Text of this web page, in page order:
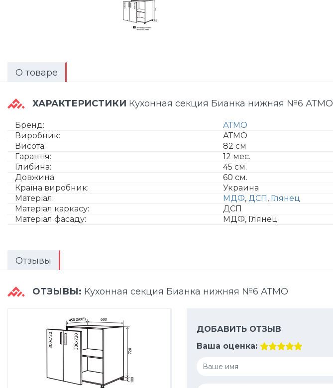
О товаре
ХАРАКТЕРИСТИКИ Кухонная секция Бианка нижняя №6 АТМО
Бренд:
АТМО
Виробник:
АТМО
Висота:
82 см
Гарантія:
12 мес.
Глибина:
45 см.
Довжина:
60 см.
Країна виробник:
Украина
Матеріал:
МДФ, ДСП, Глянец
Матеріал каркасу:
ДСП
Матеріал фасаду:
МДФ, Глянец
Отзывы
ОТЗЫВЫ: Кухонная секция Бианка нижняя №6 АТМО
ДОБАВИТЬ ОТЗЫВ
Ваша оценка: